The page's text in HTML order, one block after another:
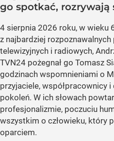
go spotkać, rozrywają
4 sierpnia 2026 roku, w wieku
z najbardziej
telewizyjnych i radiowych,
TVN24 pożegnał go Tomasz
godzinach wspomnieniami o
przyjaciele, współpracownicy
pokoleń. W ich słowach
profesjonalizmie, poczuciu
wszystkim o człowieku, który
oparciem.